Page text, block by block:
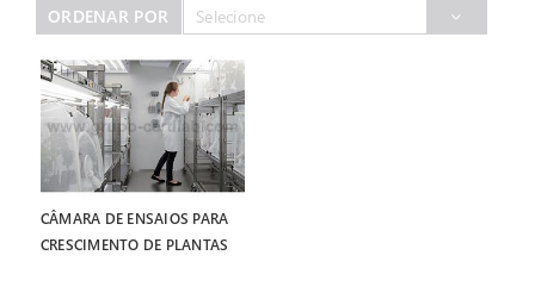
ORDENAR POR Selecione
CÂMARA DE ENSAIOS PARA
CRESCIMENTO DE PLANTAS